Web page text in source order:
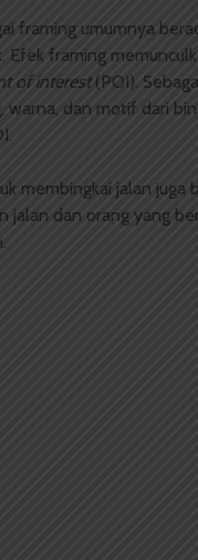
framing umumnya
Efek framing
of interest(POI).
dan motif dari
membingkai jalan juga
jalan dan orang yang